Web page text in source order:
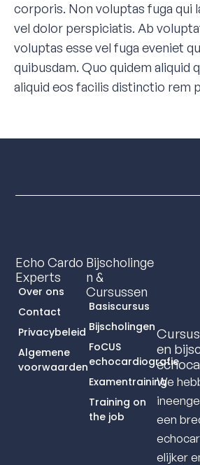
corporis. Non voluptas fuga qui
vel dolor perspiciatis. Ab
voluptas esse vel fuga eveniet
quibusdam. Quo quidem aliquid
aliquid eos facilis distinctio rem
en
We
een
elijker
Echo Cardo
Experts
Over ons
Contact
Privacybeleid
Algemene
voorwaarden
Bijscholinge
N &
Cursussen
Basiscursus
Bijscholingen
FoCUS
echocardiografie
Examentraining
Training on
the job